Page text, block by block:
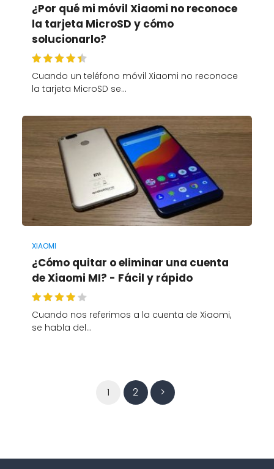
¿Por qué mi móvil Xiaomi no reconoce
la tarjeta MicroSD y cómo
solucionarlo?
Cuando un teléfono móvil Xiaomi no reconoce
la tarjeta MicroSD se…
XIAOMI
¿Cómo quitar o eliminar una cuenta
de Xiaomi MI? - Fácil y rápido
Cuando nos referimos a la cuenta de Xiaomi,
se habla del…
1 2 >